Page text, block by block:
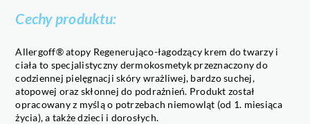
Cechy produktu:
Allergoff® atopy Regenerująco-łagodzący krem do twarzy i
ciała to specjalistyczny dermokosmetyk przeznaczony do
codziennej pielęgnacji skóry wrażliwej, bardzo suchej,
atopowej oraz skłonnej do podrażnień. Produkt został
opracowany z myślą o potrzebach niemowląt (od 1. miesiąca
życia), a także dzieci i dorosłych.